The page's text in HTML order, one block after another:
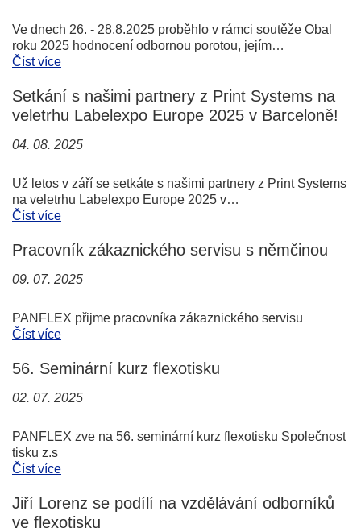
Ve dnech 26. - 28.8.2025 proběhlo v rámci soutěže Obal
roku 2025 hodnocení odbornou porotou, jejím…
Číst více
Setkání s našimi partnery z Print Systems na
veletrhu Labelexpo Europe 2025 v Barceloně!
04. 08. 2025
Už letos v září se setkáte s našimi partnery z Print Systems
na veletrhu Labelexpo Europe 2025 v…
Číst více
Pracovník zákaznického servisu s němčinou
09. 07. 2025
PANFLEX přijme pracovníka zákaznického servisu
Číst více
56. Seminární kurz flexotisku
02. 07. 2025
PANFLEX zve na 56. seminární kurz flexotisku Společnost
tisku z.s
Číst více
Jiří Lorenz se podílí na vzdělávání odborníků
ve flexotisku